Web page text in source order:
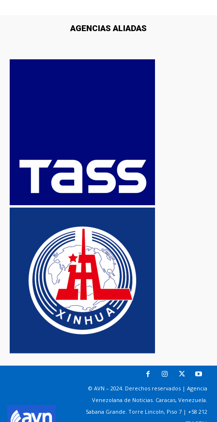
AGENCIAS ALIADAS
© AVN – 2024. Derechos reservados | Agencia
Venezolana de Noticias. Caracas, Venezuela.
Sabana Grande. Torre Lincoln, Piso 7 | +58 212